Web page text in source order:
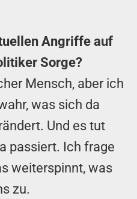
Angriffe auf
Sorge?
Mensch, aber ich
was sich da
Und es tut
passiert. Ich frage
weiterspinnt, was
zu.